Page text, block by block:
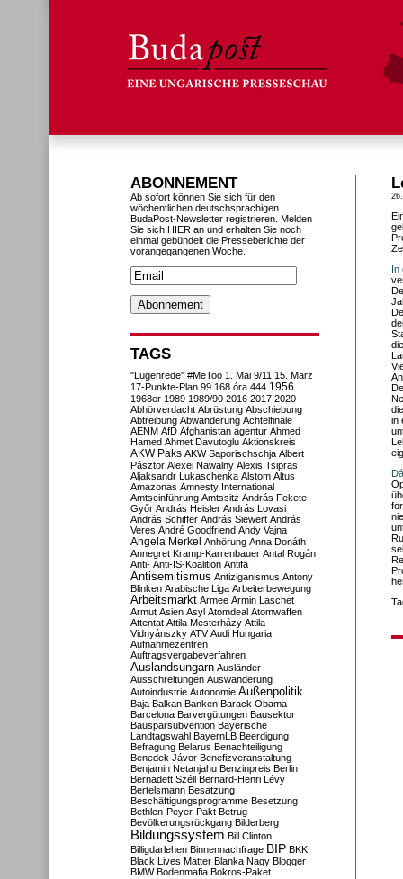
In
in
ABONNEMENT
Ab sofort können Sie sich für den
wöchentlichen deutschsprachigen
BudaPost-Newsletter registrieren. Melden
Sie sich HIER an und erhalten Sie noch
einmal gebündelt die Presseberichte der
vorangegangenen Woche.
TAGS
"Lügenrede" #MeToo 1. Mai 9/11 15. März
17-Punkte-Plan 99 168 óra 444 1956
1968er 1989 1989/90 2016 2017 2020
Abhörverdacht Abrüstung Abschiebung
Abtreibung Abwanderung Achtelfinale
AENM AfD Afghanistan agentur Ahmed
Hamed Ahmet Davutoglu Aktionskreis
AKW Paks AKW Saporischschja Albert
Pásztor Alexei Nawalny Alexis Tsipras
Aljaksandr Lukaschenka Alstom Altus
Amazonas Amnesty International
Amtseinführung Amtssitz András Fekete-
Győr András Heisler András Lovasi
András Schiffer András Siewert András
Veres André Goodfriend Andy Vajna
Angela Merkel Anhörung Anna Donáth
Annegret Kramp-Karrenbauer Antal Rogán
Anti- Anti-IS-Koalition Antifa
Antisemitismus Antiziganismus Antony
Blinken Arabische Liga Arbeiterbewegung
Arbeitsmarkt Armee Armin Laschet
Armut Asien Asyl Atomdeal Atomwaffen
Attentat Attila Mesterházy Attila
Vidnyánszky ATV Audi Hungaria
Aufnahmezentren
Auftragsvergabeverfahren
Auslandsungarn Ausländer
Ausschreitungen Auswanderung
Autoindustrie Autonomie Außenpolitik
Baja Balkan Banken Barack Obama
Barcelona Barvergütungen Bausektor
Bausparsubvention Bayerische
Landtagswahl BayernLB Beerdigung
Befragung Belarus Benachteiligung
Benedek Jávor Benefizveranstaltung
Benjamin Netanjahu Benzinpreis Berlin
Bernadett Széll Bernard-Henri Lévy
Bertelsmann Besatzung
Beschäftigungsprogramme Besetzung
Bethlen-Peyer-Pakt Betrug
Bevölkerungsrückgang Bilderberg
Bildungssystem Bill Clinton
Billigdarlehen Binnennachfrage BIP BKK
Black Lives Matter Blanka Nagy Blogger
BMW Bodenmafia Bokros-Paket